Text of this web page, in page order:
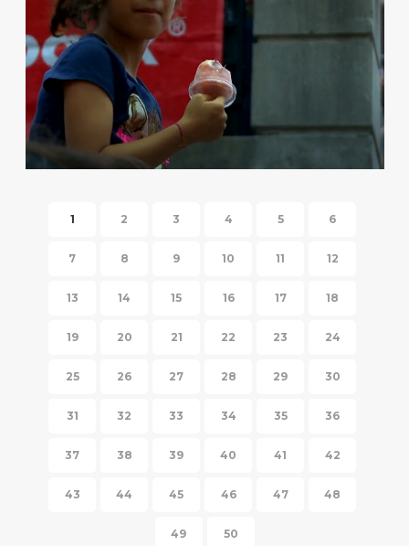
1 2 3 4 5 6
7 8 9 10 11 12
13 14 15 16 17 18
19 20 21 22 23 24
25 26 27 28 29 30
31 32 33 34 35 36
37 38 39 40 41 42
43 44 45 46 47 48
49 50